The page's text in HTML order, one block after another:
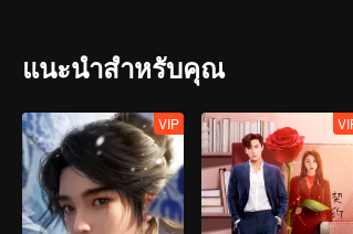
แนะนำสำหรับคุณ
VIP